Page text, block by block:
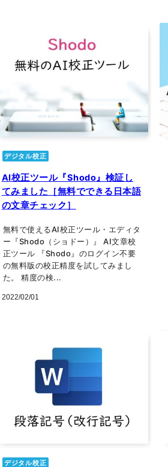
デジタル校正
AI校正ツール『Shodo』検証し
てみました［無料でできる日本語
の文章チェック］
無料で使えるAI校正ツール・エディタ
ー『Shodo（ショドー）』 AI文章校
正ツール 『Shodo』のログイン不要
の無料版の校正精度を試してみまし
た。 精度の検...
2022/02/01
デジタル校正